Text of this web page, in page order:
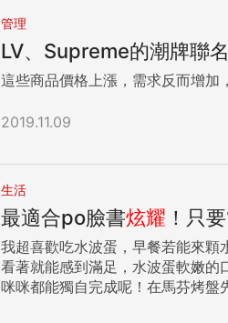
管理
LV、Supreme的潮牌聯
這些商品價格上漲，需求反而增加
2019.11.09
生活
最適合po臉書炫耀 ！只
我超喜歡吃水波蛋，早餐若能來顆
看著就能感到滿足，水波蛋軟嫩的口感和視覺，絕對是最有元氣的
咪咪都能獨自完成呢！在馬芬烤盤